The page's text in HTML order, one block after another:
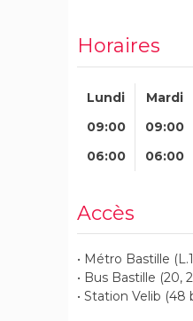
Horaires
Lundi Mardi
09:00
09:00
06:00
06:00
Accès
• Métro Bastille
• Bus Bastille (20,
• Station Velib (48